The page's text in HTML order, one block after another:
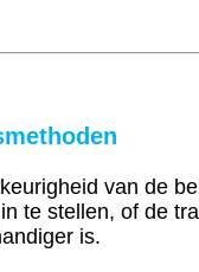
van de
te stellen, of de
is.